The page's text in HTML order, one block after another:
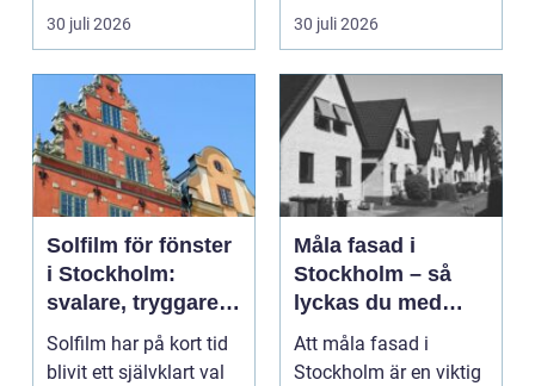
lägre uppvärmningsk...
30 juli 2026
stället för genom...
30 juli 2026
Solfilm för fönster
i Stockholm:
svalare, tryggare
och mer privat
inomhusmiljö
Solfilm har på kort tid
blivit ett självklart val
Måla fasad i
Stockholm – så
lyckas du med
fasadmålning i
Stockholm
Att måla fasad i
Stockholm är en viktig